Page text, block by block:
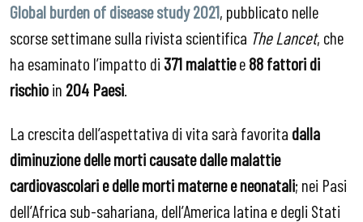
Global burden of disease study 2021, pubblicato nelle
scorse settimane sulla rivista scientifica The Lancet, che
ha esaminato l’impatto di 371 malattiee88 fattori di
rischioin 204 Paesi
La crescita dell’aspettativa di vita sarà favorita dalla
diminuzione delle morti causate dalle malattie
cardiovascolarie delle morti materne e neonatali; nei Pasi
dell’Africa sub-sahariana, dell’America latina e degli Stati